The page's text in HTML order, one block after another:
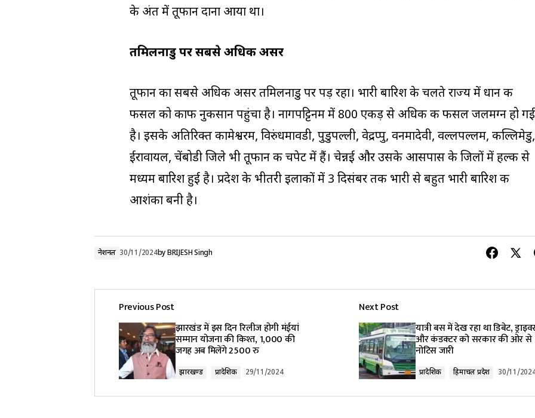
के अंत में तूफान दाना आया था।
तमिलनाडु पर सबसे अधिक असर
तूफान का सबसे अधिक असर तमिलनाडु पर पड़ रहा। भारी बारिश के चलते राज्य में धान की
फसल को काफी नुकसान पहुंचा है। नागपट्टिनम में 800 एकड़ से अधिक की फसल जलमग्न हो गई
है। इसके अतिरिक्त कामेश्वरम, विरुंधमावडी, पुडुपल्ली, वेद्रप्पु, वनमादेवी, वल्लपल्लम, कल्लिमेडु,
ईरावायल, चेंबोडी जिले भी तूफान की चपेट में हैं। चेन्नई और उसके आसपास के जिलों में हल्की से
मध्यम बारिश हुई है। प्रदेश के भीतरी इलाकों में 3 दिसंबर तक भारी से बहुत भारी बारिश की
आशंका बनी है।
नेशनल 30/11/2024byBRIJESH Singh
Previous Post
झारखंड में इस दिन रिलीज होगी मंईयां
सम्मान योजना की किश्त, 1,000 की
जगह अब मिलेंगे 2500 रु
झारखण्ड प्रादेशिक 29/11/2024
Next Post
यात्री बस में देख रहा था डिबेट,
और कंडक्टर को सरकार की ओर से
नोटिस जारी
प्रादेशिक हिमाचल प्रदेश 30/11/